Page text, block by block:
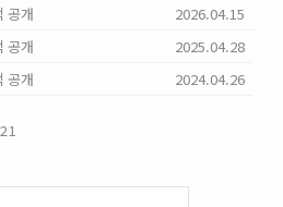
공개
2026.04.15
공개
2025.04.28
공개
2024.04.26